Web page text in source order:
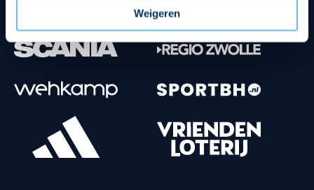
Weigeren